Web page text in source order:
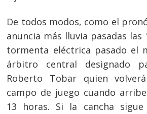
De todos modos, como el
anuncia más lluvia pasadas las
tormenta eléctrica pasado el
árbitro central designado
Roberto Tobar quien
campo de juego cuando
13 horas. Si la cancha sigue